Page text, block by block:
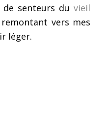
de senteurs duvieil
vers mes
léger.